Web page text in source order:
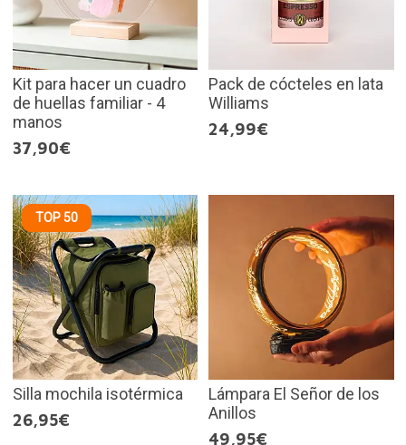
Kit para hacer un cuadro
de huellas familiar - 4
manos
37,90€
Pack de cócteles en lata
Williams
24,99€
TOP 50
Silla mochila isotérmica
26,95€
Lámpara El Señor de los
Anillos
49,95€